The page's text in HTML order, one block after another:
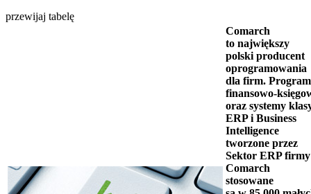
przewijaj tabelę
Comarch
to największy
polski producent
oprogramowania
dla firm.
finansowo-
oraz systemy
ERP i Business
Intelligence
tworzone przez
Sektor ERP firmy
Comarch
stosowane